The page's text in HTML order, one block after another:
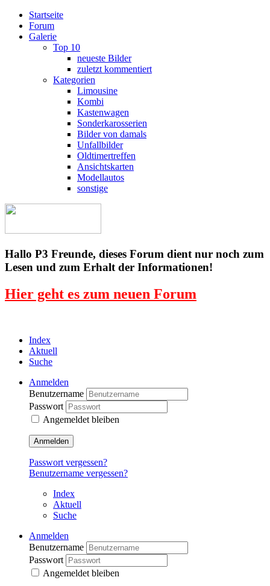
Startseite
Forum
Galerie
Top 10
neueste Bilder
zuletzt kommentiert
Kategorien
Limousine
Kombi
Kastenwagen
Sonderkarosserien
Bilder von damals
Unfallbilder
Oldtimertreffen
Ansichtskarten
Modellautos
sonstige
Hallo P3 Freunde, dieses Forum dient nur noch zum
Lesen und zum Erhalt der Informationen!
Hier geht es zum neuen Forum
Index
Aktuell
Suche
Anmelden
Benutzername
Passwort
Angemeldet bleiben
Anmelden
Passwort vergessen?
Benutzername vergessen?
Index
Aktuell
Suche
Anmelden
Benutzername
Passwort
Angemeldet bleiben